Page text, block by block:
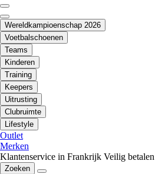
Wereldkampioenschap 2026
Voetbalschoenen
Teams
Kinderen
Training
Keepers
Uitrusting
Clubruimte
Lifestyle
Outlet
Merken
Klantenservice in Frankrijk Veilig betalen
Zoeken